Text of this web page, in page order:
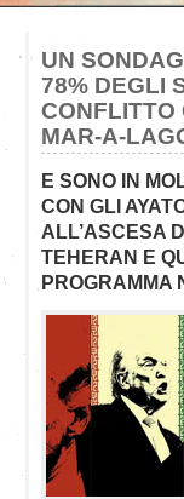
UN
78% DEGLI
CONFLITTO
MAR-A-
E SONO IN
CON GLI
ALL’ASCESA
TEHERAN E
PROGRAMMA